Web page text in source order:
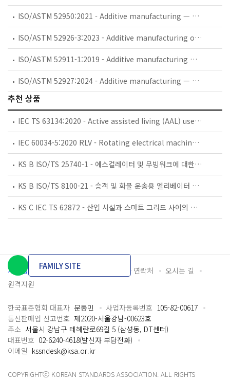
ISO/ASTM 52950:2021 - Additive manufacturing — General principles — Overview of data processing
ISO/ASTM 52926-3:2023 - Additive manufacturing of metals — Qualification principles — Part 3: Qualification of operators for PBF-EB
ISO/ASTM 52911-1:2019 - Additive manufacturing — Design — Part 1: Laser-based powder bed fusion of metals
ISO/ASTM 52927:2024 - Additive manufacturing — General principles — Main characteristics and corresponding test methods
추천 상품
IEC TS 63134:2020 - Active assisted living (AAL) use cases
IEC 60034-5:2020 RLV - Rotating electrical machines - Part 5: Degrees of protection provided by the integral design of rotating electrical machines (IP code) - Classification
KS B ISO/TS 25740-1 - 에스컬레이터 및 무빙워크에 대한 안전요건 — 제1부: 세계공통 필수 안전요건(GESRs)
KS B ISO/TS 8100-21 - 승객 및 화물 운송용 엘리베이터 —제21부: 세계공통 필수안전요건(GESRs)을 충족하는 세계공통 안전 파라미터(GSPs)
KS C IEC TS 62872 - 산업 시설과 스마트 그리드 사이의 산업 공정 측정, 제어 및 자동화 시스템 인터페이스
개인정보처리방침 이용약관 담당자 연락처
오시는 길
원격지원
FAMILY SITE
한국표준협회 대표자 문동민 사업자등록번호 105-82-00617
통신판매업 신고번호 제2020-서울강남-00623호
주소 서울시 강남구 테헤란로69길 5 (삼성동, DT센터)
대표번호 02-6240-4618(발신자 부담전화)
이메일 kssndesk@ksa.or.kr
COPYRIGHTⓒ KOREAN STANDARDS ASSOCIATION. ALL RIGHTS